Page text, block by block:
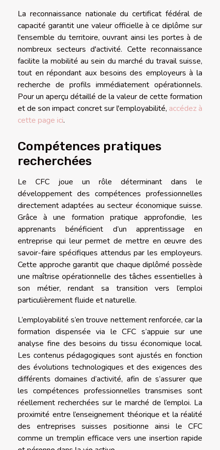
La reconnaissance nationale du certificat fédéral de
capacité garantit une valeur officielle à ce diplôme sur
l'ensemble du territoire, ouvrant ainsi les portes à de
nombreux secteurs d'activité. Cette reconnaissance
facilite la mobilité au sein du marché du travail suisse,
tout en répondant aux besoins des employeurs à la
recherche de profils immédiatement opérationnels.
Pour un aperçu détaillé de la valeur de cette formation
et de son impact concret sur l'employabilité, accédez à
cette page ici.
Compétences pratiques
recherchées
Le CFC joue un rôle déterminant dans le
développement des compétences professionnelles
directement adaptées au secteur économique suisse.
Grâce à une formation pratique approfondie, les
apprenants bénéficient d’un apprentissage en
entreprise qui leur permet de mettre en œuvre des
savoir-faire spécifiques attendus par les employeurs.
Cette approche garantit que chaque diplômé possède
une maîtrise opérationnelle des tâches essentielles à
son métier, rendant sa transition vers l’emploi
particulièrement fluide et naturelle.
L’employabilité s’en trouve nettement renforcée, car la
formation dispensée via le CFC s’appuie sur une
analyse fine des besoins du tissu économique local.
Les contenus pédagogiques sont ajustés en fonction
des évolutions technologiques et des exigences des
différents domaines d’activité, afin de s’assurer que
les compétences professionnelles transmises sont
réellement recherchées sur le marché de l’emploi. La
proximité entre l’enseignement théorique et la réalité
des entreprises suisses positionne ainsi le CFC
comme un tremplin efficace vers une insertion rapide